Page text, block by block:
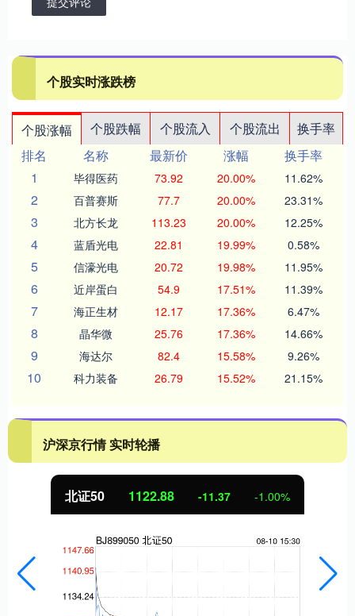
个股实时涨跌榜
个股涨幅 个股跌幅 个股流入 个股流出
换手率
排名
名称 最新价 涨幅
换手率
1
毕得医药 73.92 20.00% 11.62%
2 百普赛斯 77.7 20.00% 23.31%
3 北方长龙 113.23 20.00% 12.25%
4 蓝盾光电 22.81 19.99% 0.58%
5 信濠光电 20.72 19.98% 11.95%
6 近岸蛋白 54.9 17.51% 11.39%
7 海正生材 12.17 17.36% 6.47%
8 晶华微 25.76 17.36% 14.66%
9 海达尔 82.4 15.58% 9.26%
10 科力装备 26.79 15.52% 21.15%
沪深京行情 实时轮播
北证50 1122.88 -11.37 -1.00%